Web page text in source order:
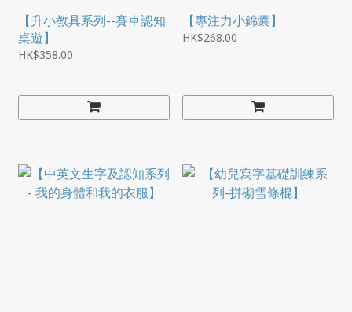
【升小教具系列--賽車認知
桌遊】
HK$358.00
【專注力小錦囊】
HK$268.00